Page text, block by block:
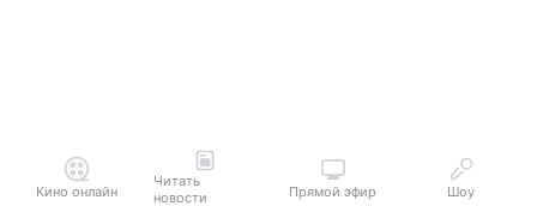
Кино онлайн
Читать
новости
Прямой эфир Шоу